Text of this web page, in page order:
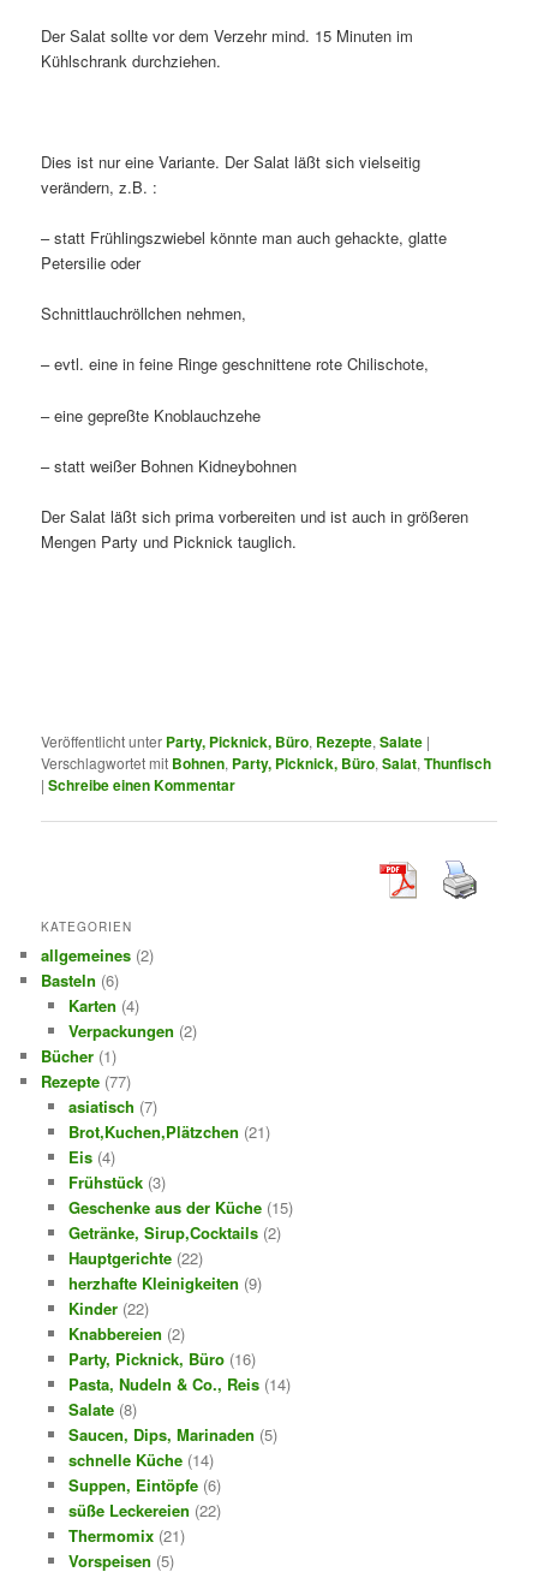
Der Salat sollte vor dem Verzehr mind. 15 Minuten im
Kühlschrank durchziehen.
Dies ist nur eine Variante. Der Salat läßt sich vielseitig
verändern, z.B. :
– statt Frühlingszwiebel könnte man auch gehackte, glatte
Petersilie oder
Schnittlauchröllchen nehmen,
– evtl. eine in feine Ringe geschnittene rote Chilischote,
– eine gepreßte Knoblauchzehe
– statt weißer Bohnen Kidneybohnen
Der Salat läßt sich prima vorbereiten und ist auch in größeren
Mengen Party und Picknick tauglich.
Veröffentlicht unter Party, Picknick, Büro, Rezepte,Salate |
Verschlagwortet mit Bohnen, Party, Picknick, Büro,Salat,Thunfisch
|Schreibe einen Kommentar
KATEGORIEN
allgemeines (2)
Basteln (6)
Karten (4)
Verpackungen (2)
Bücher (1)
Rezepte (77)
asiatisch (7)
Brot,Kuchen,Plätzchen (21)
Eis(4)
Frühstück(3)
Geschenke aus der Küche(15)
Getränke, Sirup,Cocktails(2)
Hauptgerichte(22)
herzhafte Kleinigkeiten (9)
Kinder(22)
Knabbereien (2)
Party, Picknick, Büro(16)
Pasta, Nudeln & Co., Reis(14)
Salate(8)
Saucen, Dips, Marinaden (5)
schnelle Küche(14)
Suppen, Eintöpfe(6)
süße Leckereien (22)
Thermomix(21)
Vorspeisen (5)